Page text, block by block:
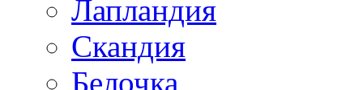
Лапландия
Скандия
Белочка